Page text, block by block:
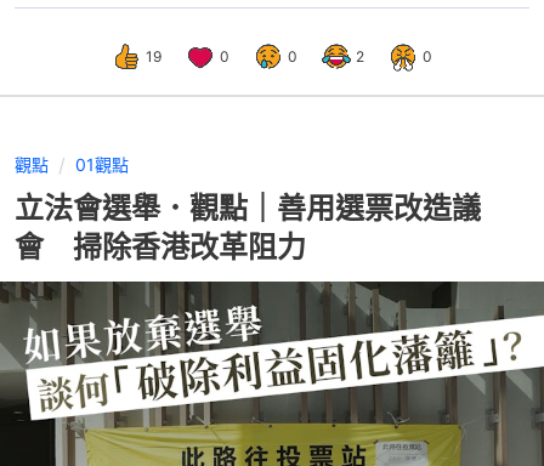
19 0 0 2 0
觀點 01觀點
立法會選舉．觀點｜善用選票改造議
會 掃除香港改革阻力